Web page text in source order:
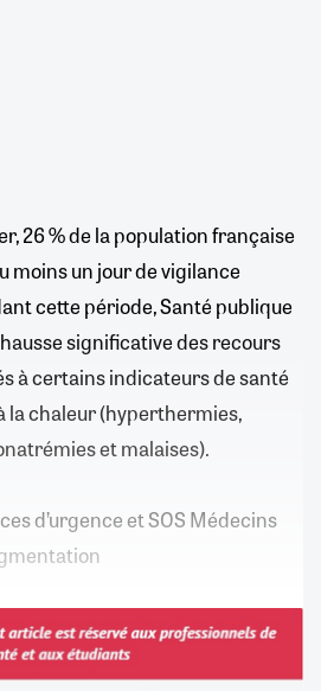
26 % de la population française
moins un jour de vigilance
cette période, Santé publique
significative des recours
à certains indicateurs de santé
la chaleur (hyperthermies,
et malaises).
d’urgence et SOS Médecins